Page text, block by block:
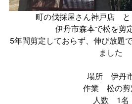
町の伐採屋さん神戸店 と
伊丹市森本で松を剪
5年間剪定しておらず、伸び放題
ました
場所 伊丹
作業 松の剪
人数 1名